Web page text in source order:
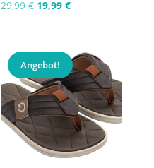
29,99€ Ursprünglicher
29,99 €
19,99€Aktueller
19,99 €.
Angebot!